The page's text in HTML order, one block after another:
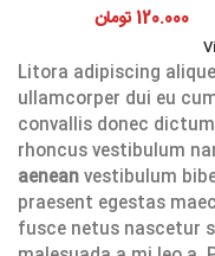
120.000تومان
Litora adipiscing
ullamcorper dui eu
convallis donec
rhoncus vestibulum
aeneanvestibulum
praesent egestas
fusce netus nascetur